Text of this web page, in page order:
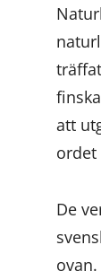
att
ordet
De